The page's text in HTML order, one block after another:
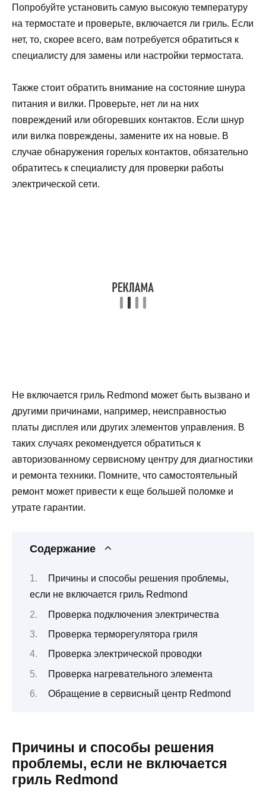
Попробуйте установить самую высокую температуру
на термостате и проверьте, включается ли гриль. Если
нет, то, скорее всего, вам потребуется обратиться к
специалисту для замены или настройки термостата.
Также стоит обратить внимание на состояние шнура
питания и вилки. Проверьте, нет ли на них
повреждений или обгоревших контактов. Если шнур
или вилка повреждены, замените их на новые. В
случае обнаружения горелых контактов, обязательно
обратитесь к специалисту для проверки работы
электрической сети.
Не включается гриль Redmond может быть вызвано и
другими причинами, например, неисправностью
платы дисплея или других элементов управления. В
таких случаях рекомендуется обратиться к
авторизованному сервисному центру для диагностики
и ремонта техники. Помните, что самостоятельный
ремонт может привести к еще большей поломке и
утрате гарантии.
Содержание
Причины и способы решения проблемы,
если не включается гриль Redmond
Проверка подключения электричества
Проверка терморегулятора гриля
Проверка электрической проводки
Проверка нагревательного элемента
Обращение в сервисный центр Redmond
Причины и способы решения
проблемы, если не включается
гриль Redmond